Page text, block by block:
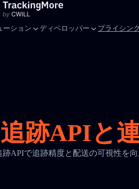
ーション ディベロッパー プライシン
追跡APIと
跡APIで追跡精度と配送の可視性を